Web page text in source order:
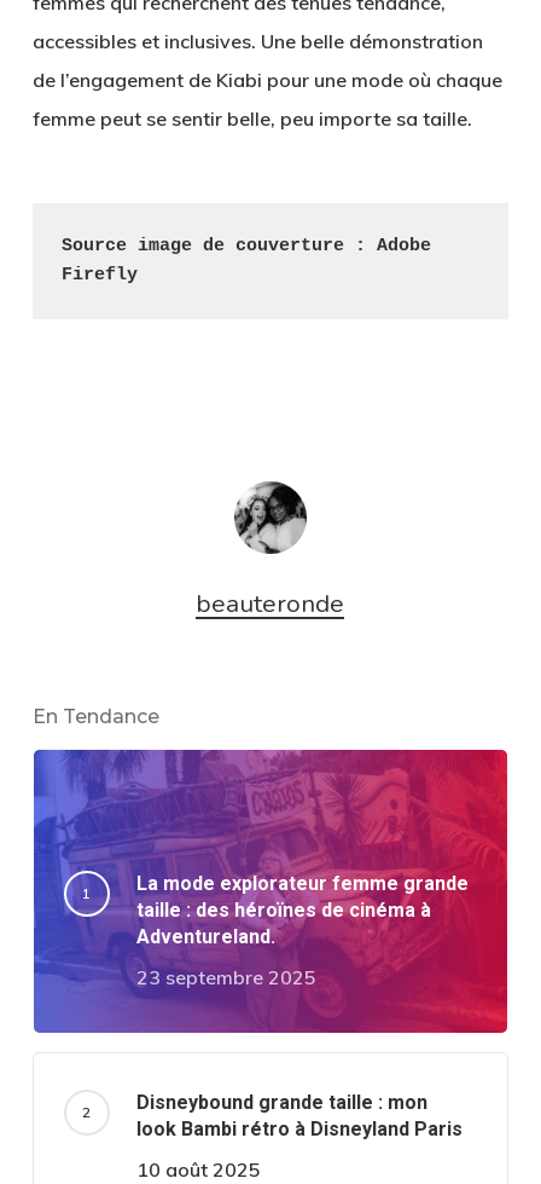
accessibles et inclusives. Une belle démonstration
de l’engagement de Kiabi pour une mode où chaque
femme peut se sentir belle, peu importe sa taille.
Source image de couverture : Adobe
Firefly
beauteronde
En Tendance
La mode explorateur femme grande
taille : des héroïnes de cinéma à
Adventureland.
23 septembre 2025
Disneybound grande taille : mon
look Bambi rétro à Disneyland Paris
10 août 2025